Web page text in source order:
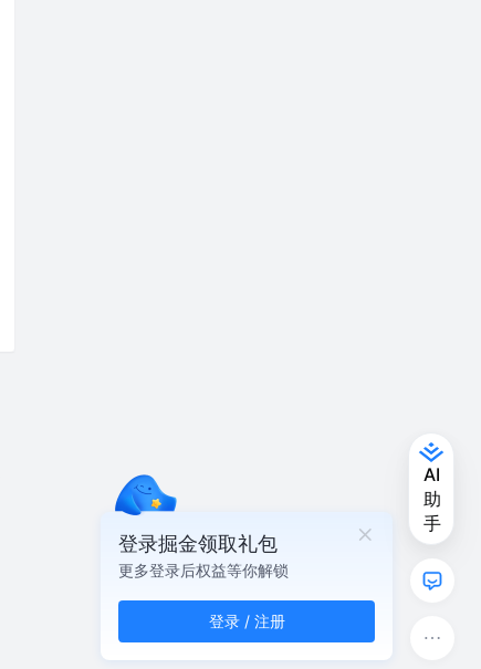
登录掘金领取礼包
更多登录后权益等你解锁
登录 / 注册